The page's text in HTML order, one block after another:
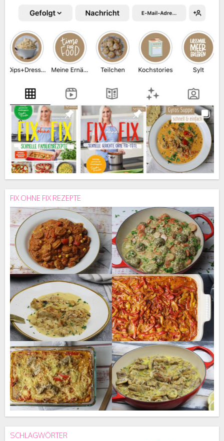
FIX OHNE FIX REZEPTE
SCHLAGWÖRTER